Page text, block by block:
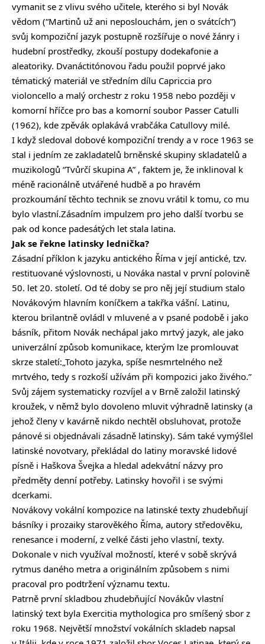
vymanit se z vlivu svého učitele, kterého si byl Novák
vědom (“Martinů už ani neposlouchám, jen o svátcích”)
svůj kompoziční jazyk postupně rozšířuje o nové žánry i
hudební prostředky, zkouší postupy dodekafonie a
aleatoriky. Dvanáctitónovou řadu použil poprvé jako
tématický materiál ve středním dílu Capriccia pro
violoncello a malý orchestr z roku 1958 nebo později v
komorní hříčce pro bas a komorní soubor Passer Catulli
(1962), kde zpěvák oplakává vrabčáka Catullovy milé.
I když sledoval dobové kompoziční trendy a v roce 1963 se
stal i jedním ze zakladatelů brněnské skupiny skladatelů a
muzikologů “Tvůrčí skupina A” , faktem je, že inklinoval k
méně racionálně utvářené hudbě a po hravém
prozkoumání těchto technik se znovu vrátil k tomu, co mu
bylo vlastní.Zásadním impulzem pro jeho další tvorbu se
pak od konce padesátých let stala latina.
Jak se řekne latinsky lednička?
Zásadní příklon k jazyku antického Říma v její antické, tzv.
restituované výslovnosti, u Nováka nastal v první polovině
50. let 20. století. Od té doby se pro něj její studium stalo
Novákovým hlavním koníčkem a takřka vášní. Latinu,
kterou brilantně ovládl v mluvené a v psané podobě i jako
básník, přitom Novák nechápal jako mrtvý jazyk, ale jako
univerzální způsob komunikace, kterým lze promlouvat
skrze staletí:„Tohoto jazyka, spíše nesmrtelného než
mrtvého, tedy s rozkoší užívám při kompozici jako živého.”
Svůj zájem systematicky rozvíjel a v Brně založil latinský
kroužek, v němž bylo dovoleno mluvit výhradně latinsky (a
jehož členy v kavárně nikdo nechtěl obsluhovat, protože
pánové si objednávali zásadně latinsky). Sám také vymýšlel
latinské novotvary, překládal do latiny moravské lidové
písně i Haškova Švejka a hledal adekvátní názvy pro
předměty denní potřeby. Latinsky hovořil i se svými
dcerkami.
Novákovy vokální kompozice na latinské texty zhudebňují
básníky i prozaiky starověkého Říma, autory středověku,
renesance i moderní, z velké části jeho vlastní, texty.
Dokonale v nich využíval možností, které v sobě skrývá
rytmus daného metra a originálním způsobem s nimi
pracoval pro podtržení významu textu.
Patrně první skladbou zhudebňující Novákův vlastní
latinský text byla Exercitia mythologica pro smíšený sbor z
roku 1968. Největší množství vokálních skladeb napsal